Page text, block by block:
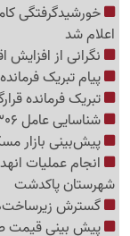
اعلام شد
نگرانی از افزایش
پیام تبریک
تبریک فرمانده
شناسایی عامل 306 مورد کلاهبرداری از درون زندان
پیش‌بینی بازار
انجام عملیات
شهرستان پاکدشت
گسترش